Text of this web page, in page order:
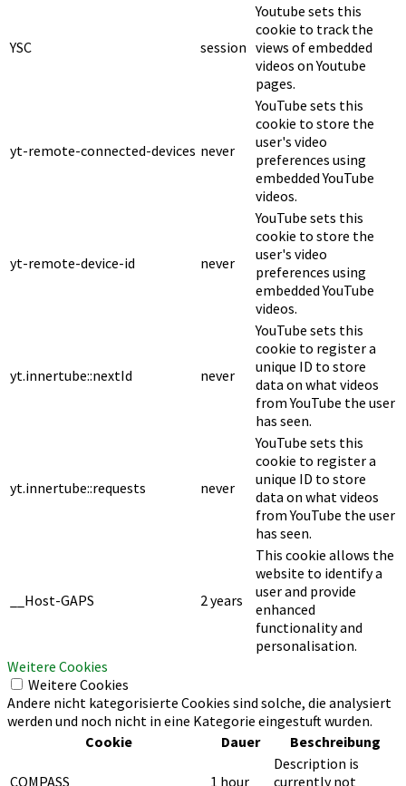
YSC session
Youtube sets this
cookie to track the
views of embedded
videos on Youtube
pages.
yt-remote-connected-devices never
YouTube sets this
cookie to store the
user's video
preferences using
embedded YouTube
videos.
yt-remote-device-id never
YouTube sets this
cookie to store the
user's video
preferences using
embedded YouTube
videos.
yt.innertube::nextId never
YouTube sets this
cookie to register a
unique ID to store
data on what videos
from YouTube the user
has seen.
yt.innertube::requests never
YouTube sets this
cookie to register a
unique ID to store
data on what videos
from YouTube the user
has seen.
__Host-GAPS 2 years
This cookie allows the
website to identify a
user and provide
enhanced
functionality and
personalisation.
Weitere Cookies
Weitere Cookies
Andere nicht kategorisierte Cookies sind solche, die analysiert
werden und noch nicht in eine Kategorie eingestuft wurden.
Cookie
Dauer Beschreibung
COMPASS 1 hour
Description is
currently not